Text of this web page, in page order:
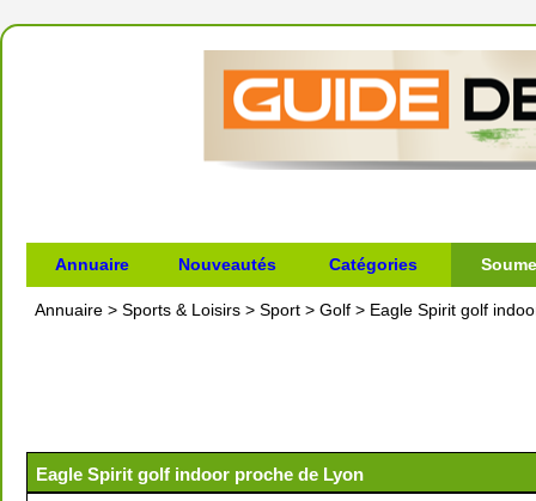
Annuaire Nouveautés Catégories
Annuaire > Sports & Loisirs > Sport > Golf > Eagle Spirit golf
Eagle Spirit golf indoor proche de Lyon